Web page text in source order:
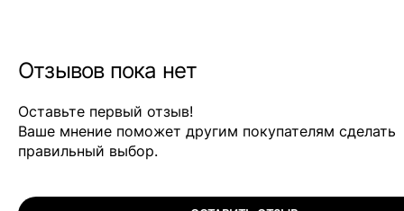
Отзывов пока нет
Оставьте первый отзыв!
Ваше мнение поможет другим покупателям сделать
правильный выбор.